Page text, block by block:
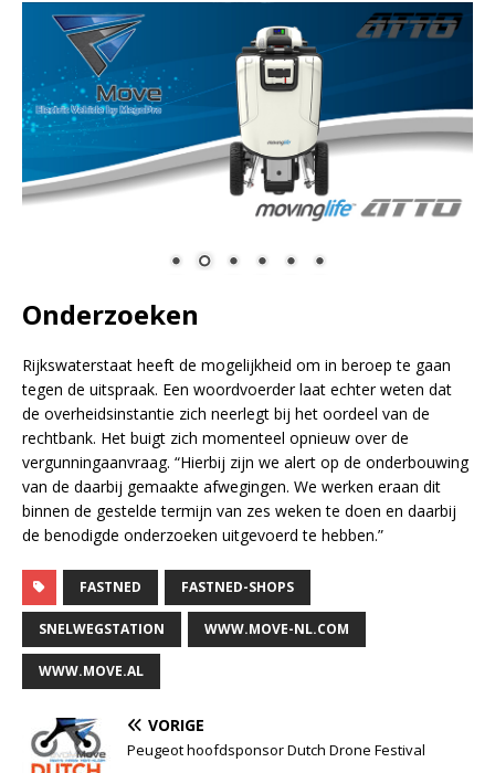
Onderzoeken
Rijkswaterstaat heeft de mogelijkheid om in beroep te gaan
tegen de uitspraak. Een woordvoerder laat echter weten dat
de overheidsinstantie zich neerlegt bij het oordeel van de
rechtbank. Het buigt zich momenteel opnieuw over de
vergunningaanvraag. “Hierbij zijn we alert op de onderbouwing
van de daarbij gemaakte afwegingen. We werken eraan dit
binnen de gestelde termijn van zes weken te doen en daarbij
de benodigde onderzoeken uitgevoerd te hebben.”
FASTNED FASTNED-SHOPS
SNELWEGSTATION WWW.MOVE-NL.COM
WWW.MOVE.AL
VORIGE
Peugeot hoofdsponsor Dutch Drone Festival